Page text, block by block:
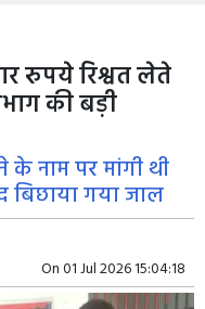
रुपये रिश्वत लेते
की बड़ी
नाम पर मांगी थी
गया जाल
On01 Jul 2026 15:04:18